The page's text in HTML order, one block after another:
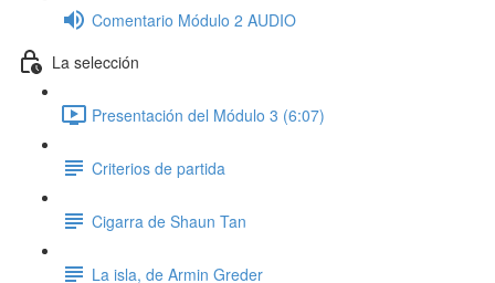
Comentario Módulo 2 AUDIO
La selección
Presentación del Módulo 3 (6:07)
Criterios de partida
Cigarra de Shaun Tan
La isla, de Armin Greder